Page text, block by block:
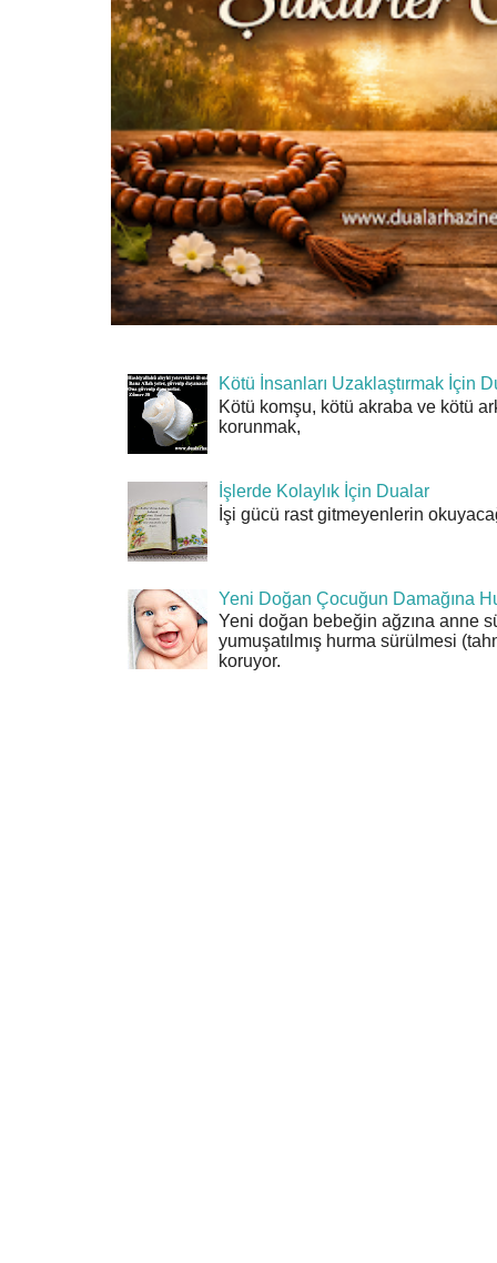
Kötü İnsanları Uzaklaştırmak İçin
Kötü komşu, kötü akraba ve kötü
korunmak,
İşlerde Kolaylık İçin Dualar
İşi gücü rast gitmeyenlerin
Yeni Doğan Çocuğun Damağına
Yeni doğan bebeğin ağzına anne
yumuşatılmış hurma sürülmesi
koruyor.